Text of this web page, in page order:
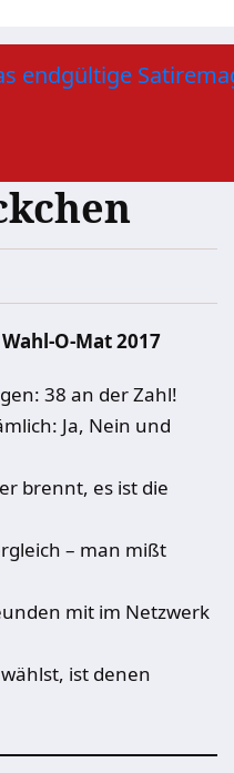
O-Mat 2017
38 an der Zahl!
Ja, Nein und
brennt, es ist die
– man mißt
mit im Netzwerk
ist denen